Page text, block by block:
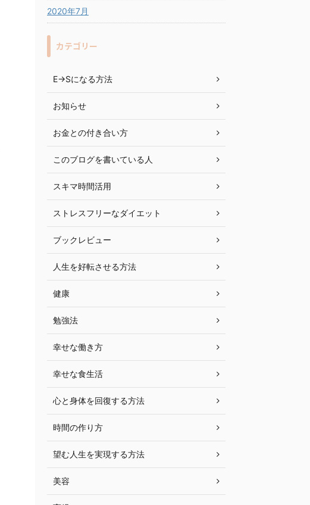
2020年7月
カテゴリー
E→Sになる方法
お知らせ
お金との付き合い方
このブログを書いている人
スキマ時間活用
ストレスフリーなダイエット
ブックレビュー
人生を好転させる方法
健康
勉強法
幸せな働き方
幸せな食生活
心と身体を回復する方法
時間の作り方
望む人生を実現する方法
美容